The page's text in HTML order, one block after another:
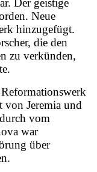
Der geistige
Neue
hinzugefügt.
die den
zu verkünden,
von Jeremia und
vom
war
über